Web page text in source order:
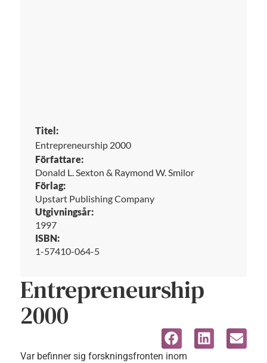
Titel:
Entrepreneurship 2000
Författare:
Donald L. Sexton & Raymond W. Smilor
Förlag:
Upstart Publishing Company
Utgivningsår:
1997
ISBN:
1-57410-064-5
Entrepreneurship
2000
Var befinner sig forskningsfronten inom